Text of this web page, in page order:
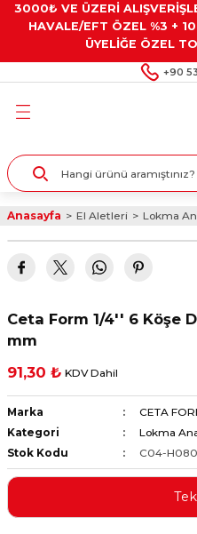
3000₺ VE ÜZERİ
HAVALE/EFT ÖZEL %3 +
ÜYELİĞE ÖZEL
+90
Geri Dön
Geri Dön
Geri Dön
Gresler
Geri Dön
Alet Setleri
ve Multimetreler
ve Penseler
Geri Dön
Taşları ve
Anasayfa El Aletleri Lokma
Ceta Form 1/4'' 6 Köşe
mm
91,30 ₺ KDV Dahil
Marka
CETA
Kategori
Lokma
Stok Kodu
C04-H080